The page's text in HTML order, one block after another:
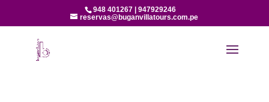
948 401267 | 947929246
reservas@buganvillatours.com.pe